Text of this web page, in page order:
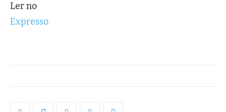
Ler no
Expresso